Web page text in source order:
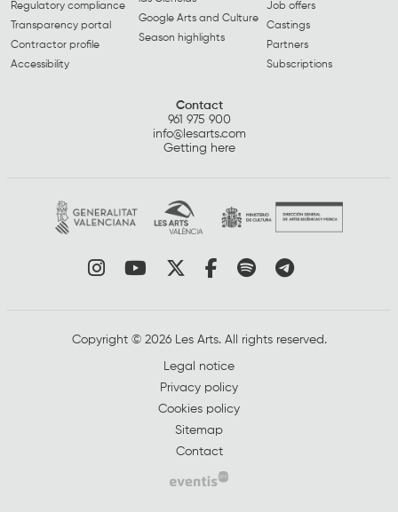
Regulatory compliance
Transparency portal
Contractor profile
Accessibility
Google Arts and Culture
Season highlights
Job offers
Castings
Partners
Subscriptions
Contact
961 975 900
info@lesarts.com
Getting here
Link to instagram
Link to youtube
Link to twitter
Link to facebook
Link to spotify
Link to
Copyright © 2026 Les Arts. All rights reserved.
Legal notice
Privacy policy
Cookies policy
Sitemap
Contact